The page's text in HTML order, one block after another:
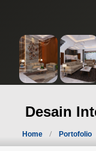
Desain
Home Portofolio